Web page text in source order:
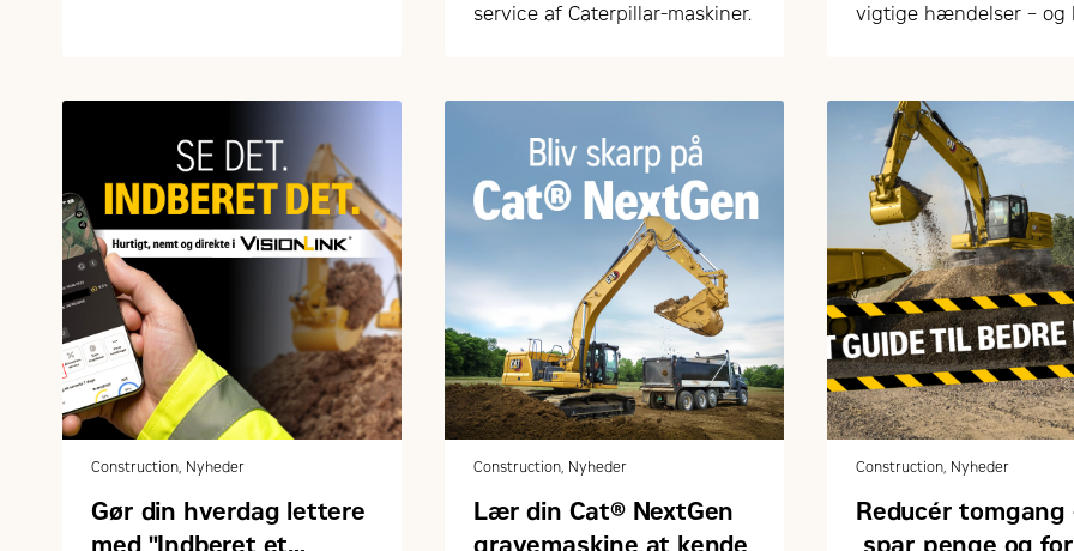
service af Caterpillar-maskiner.
vigtige hændelser – og
Construction, Nyheder
Gør din hverdag lettere
med "Indberet et
Construction, Nyheder
Lær din Cat® NextGen
gravemaskine at kende
Construction, Nyheder
Reducér tomgang
spar penge og